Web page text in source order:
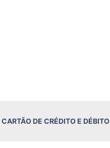
DE CRÉDITO E DÉBITO